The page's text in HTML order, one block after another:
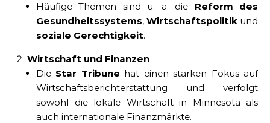
Häufige Themen sind u. a. die Reform des
Gesundheitssystems, Wirtschaftspolitik und
soziale Gerechtigkeit.
Wirtschaft und Finanzen
Die Star Tribune hat einen starken Fokus auf
Wirtschaftsberichterstattung und verfolgt
sowohl die lokale Wirtschaft in Minnesota als
auch internationale Finanzmärkte.